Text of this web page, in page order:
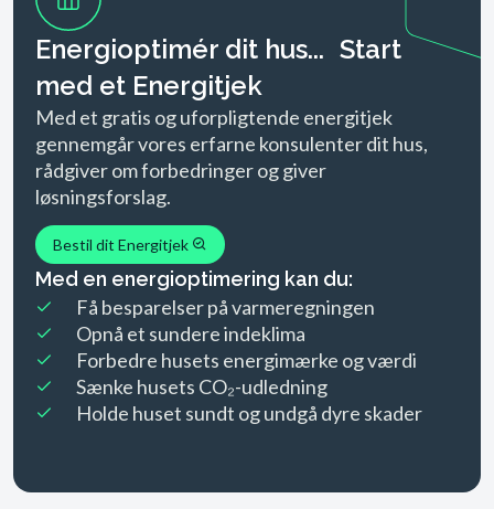
Energioptimér dit hus... Start
med et Energitjek
Med et gratis og uforpligtende energitjek
gennemgår vores erfarne konsulenter dit hus,
rådgiver om forbedringer og giver
løsningsforslag.
Bestil dit Energitjek
Med en energioptimering kan du:
Få besparelser på varmeregningen
Opnå et sundere indeklima
Forbedre husets energimærke og værdi
Sænke husets CO₂-udledning
Holde huset sundt og undgå dyre skader